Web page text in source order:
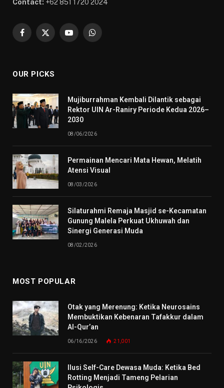
Contact: +62 851 1720 2024
Facebook
X
YouTubeWhatsApp
OUR PICKS
Mujiburrahman Kembali Dilantik sebagai
Rektor UIN Ar-Raniry Periode Kedua 2026–
2030
08/06/2026
Permainan Mencari Mata Hewan, Melatih
Atensi Visual
08/03/2026
Silaturahmi Remaja Masjid se-Kecamatan
Gunung Malela Perkuat Ukhuwah dan
Sinergi Generasi Muda
08/02/2026
MOST POPULAR
Otak yang Merenung: Ketika Neurosains
Membuktikan Kebenaran Tafakkur dalam
Al-Qur’an
06/16/2026 21,001
Ilusi Self-Care Dewasa Muda: Ketika Bed
Rotting Menjadi Tameng Pelarian